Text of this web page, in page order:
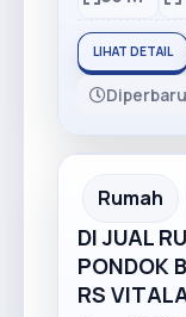
LIHAT DETAIL
Rumah
DI JUAL
PONDOK
RS